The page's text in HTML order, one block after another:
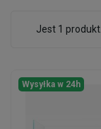
Jest 1 produkt.
Wysyłka w 24h